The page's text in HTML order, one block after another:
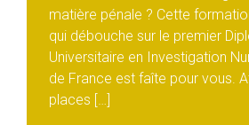
matière pénale ? Cette
qui débouche sur le premier
Universitaire en Investigation
de France est faîte pour vous.
places […]